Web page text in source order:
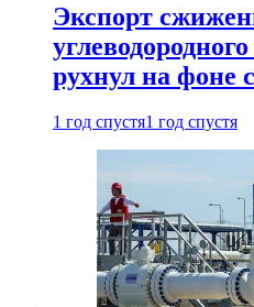
Экспорт
рухнул на фоне
1 год спустя1 год спустя